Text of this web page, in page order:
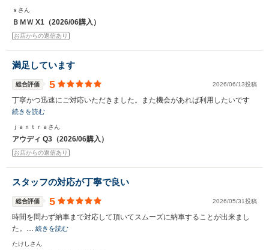
ｓさん
ＢＭＷ X1（2026/06購入）
お店からの返信あり
満足しています
総合評価 5 2026/06/13投稿
丁寧かつ迅速にご対応いただきました。また機会があれば利用したいです
続きを読む
ｊａｎｔｒａさん
アウディ Q3（2026/06購入）
お店からの返信あり
スタッフの対応が丁寧で良い
総合評価 5 2026/05/31投稿
時間を問わず納車まで対応して頂いてスムーズに納車することが出来まし
た。… 続きを読む
たけしさん